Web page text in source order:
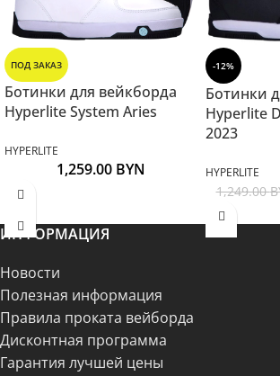
ПОД ЗАКАЗ
Ботинки для вейкборда
Hyperlite System Aries
HYPERLITE
1,259.00 BYN
-12%
Ботинки
Hyperlite
2023
HYPERLITE
1,249.00
ИНФОРМАЦИЯ
Новости
Полезная информация
Правила проката вейборда
Дисконтная программа
Гарантия лучшей цены